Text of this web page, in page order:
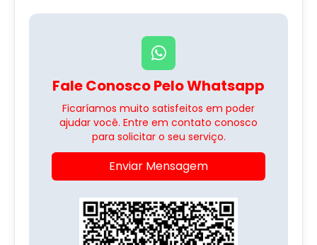
Fale Conosco Pelo Whatsapp
Ficaríamos muito satisfeitos em poder
ajudar você. Entre em contato conosco
para solicitar o seu serviço.
Enviar Mensagem